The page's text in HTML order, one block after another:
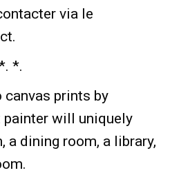
via le
*.
canvas prints by
will uniquely
a dining room, a library,